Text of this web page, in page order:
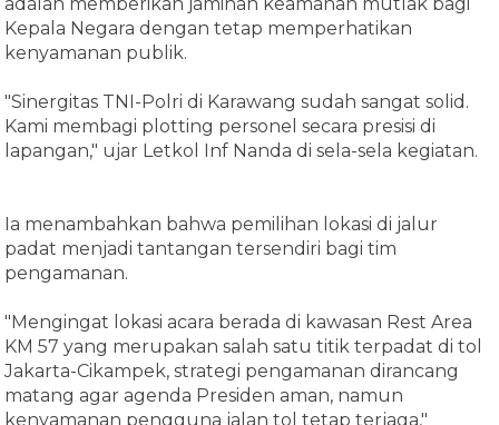
Kepala Negara dengan tetap memperhatikan
kenyamanan publik.
"Sinergitas TNI-Polri di Karawang sudah sangat solid.
Kami membagi plotting personel secara presisi di
lapangan," ujar Letkol Inf Nanda di sela-sela kegiatan.
Ia menambahkan bahwa pemilihan lokasi di jalur
padat menjadi tantangan tersendiri bagi tim
pengamanan.
"Mengingat lokasi acara berada di kawasan Rest Area
KM 57 yang merupakan salah satu titik terpadat di tol
Jakarta-Cikampek, strategi pengamanan dirancang
matang agar agenda Presiden aman, namun
kenyamanan pengguna jalan tol tetap terjaga,"